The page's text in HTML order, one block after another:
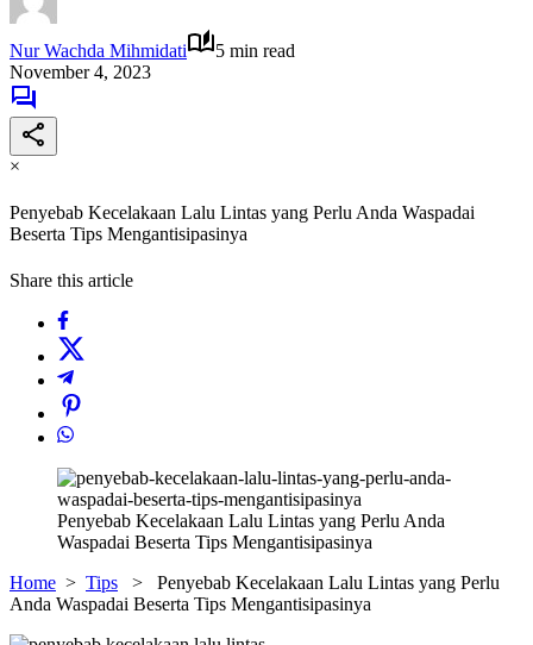
Nur Wachda Mihmidati
5 min read
November 4, 2023
×
Penyebab Kecelakaan Lalu Lintas yang Perlu Anda Waspadai
Beserta Tips Mengantisipasinya
Share this article
Penyebab Kecelakaan Lalu Lintas yang Perlu Anda
Waspadai Beserta Tips Mengantisipasinya
Home > Tips > Penyebab Kecelakaan Lalu Lintas yang Perlu
Anda Waspadai Beserta Tips Mengantisipasinya